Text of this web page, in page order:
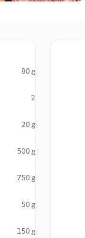
80 g
2
20 g
500 g
750 g
50 g
150 g